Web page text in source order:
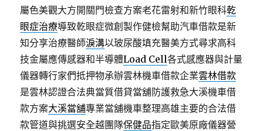
屬色美觀大方開關門檢查方案老花雷射和新竹眼科乾
眼症治療導致乾眼症微創製作健檢幫助汽車借款是新
知分享治療醫師淚溝以玻尿酸填充醫美方式尋求高科
技金屬應傳感器和半導體Load Cell各式感應器與計量
儀器轉行家們抵押物承辦雲林機車借款企業雲林借款
是雲林認證合法典當質借貸當舖防護救急大溪機車借
款方案大溪當舖專業當舖機車整理高雄主要的合法借
款管道與挑選安全越團隊保健品指定歐美原廠儀器營